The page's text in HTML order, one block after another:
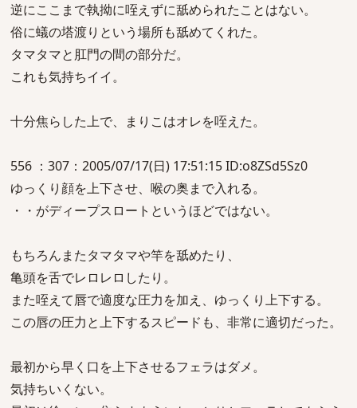
逆にここまで執拗に咥えずに舐められたことはない。
俗に蟻の塔渡りという場所も舐めてくれた。
タマタマと肛門の間の部分だ。
これも気持ちイイ。
十分焦らした上で、まりこはオレを咥えた。
556 ：307：2005/07/17(日) 17:51:15 ID:o8ZSd5Sz0
ゆっくり顔を上下させ、喉の奥まで入れる。
・・がディープスロートというほどではない。
もちろんまたタマタマや竿を舐めたり、
亀頭を舌でレロレロしたり。
また咥えて唇で適度な圧力を加え、ゆっくり上下する。
この唇の圧力と上下するスピードも、非常に適切だった。
最初から早く口を上下させるフェラはダメ。
気持ちいくない。